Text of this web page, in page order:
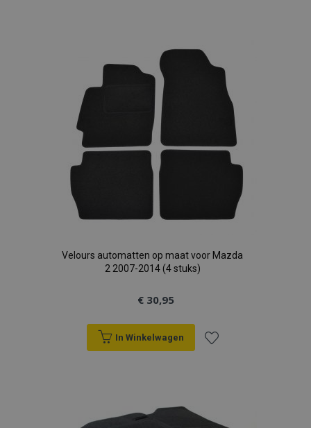
aan
verlanglijst
Velours automatten op maat voor Mazda
2 2007-2014 (4 stuks)
€ 30,95
In Winkelwagen
aan